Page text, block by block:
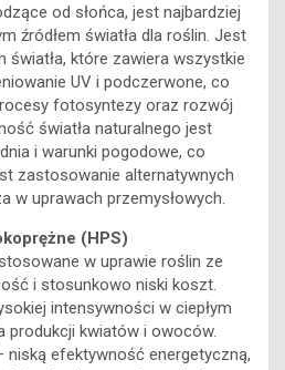
od słońca, jest najbardziej
źródłem światła dla roślin. Jest
światła, które zawiera wszystkie
UV i podczerwone, co
fotosyntezy oraz rozwój
światła naturalnego jest
i warunki pogodowe, co
zastosowanie alternatywnych
w uprawach przemysłowych.
(HPS)
w uprawie roślin ze
i stosunkowo niski koszt.
intensywności w ciepłym
produkcji kwiatów i owoców.
niską efektywność energetyczną,